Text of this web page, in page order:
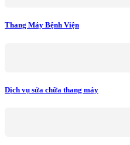
Thang Máy Bệnh Viện
Dịch vụ sửa chữa thang máy